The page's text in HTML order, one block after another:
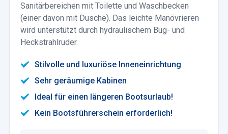
Sanitärbereichen mit Toilette und Waschbecken
(einer davon mit Dusche). Das leichte Manövrieren
wird unterstützt durch hydraulischem Bug- und
Heckstrahlruder.
Stilvolle und luxuriöse Inneneinrichtung
Sehr geräumige Kabinen
Ideal für einen längeren Bootsurlaub!
Kein Bootsführerschein erforderlich!